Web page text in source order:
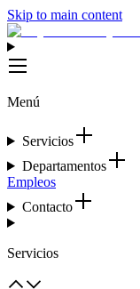
Skip to main content
Menú
Servicios
Departamentos
Empleos
Contacto
Servicios